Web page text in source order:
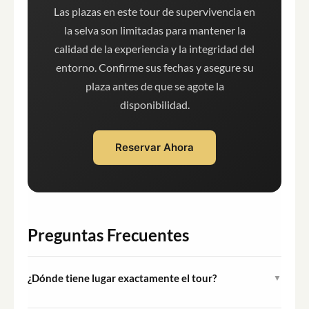
Las plazas en este tour de supervivencia en
la selva son limitadas para mantener la
calidad de la experiencia y la integridad del
entorno. Confirme sus fechas y asegure su
plaza antes de que se agote la
disponibilidad.
Reservar Ahora
Preguntas Frecuentes
¿Dónde tiene lugar exactamente el tour? ▼